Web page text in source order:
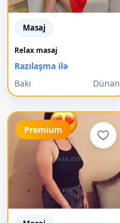
Masaj
Relax masaj
Razılaşma ilə
Bakı
Dünən
Premium